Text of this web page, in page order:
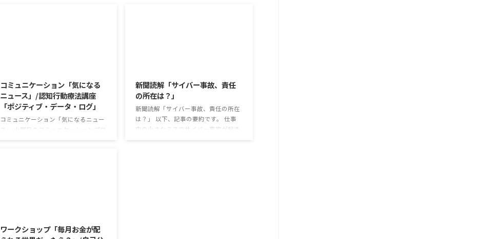
コミュニケーション「気になる
ニュース」/認知行動療法講座
「ポジティブ・データ・ログ」
コミュニケーション「気になるニュー
ス」 火曜日のコミュニケーションプロ
ス」です。 最近の気になっているニュ
新聞読解「サイバー事故、責任
の所在は？」
新聞読解「サイバー事故、責任の所在
は？」 以下、記事の要約です。 仕事
中の小さなミスでサイバー事故が起き
ワークショップ「毎月お金が配